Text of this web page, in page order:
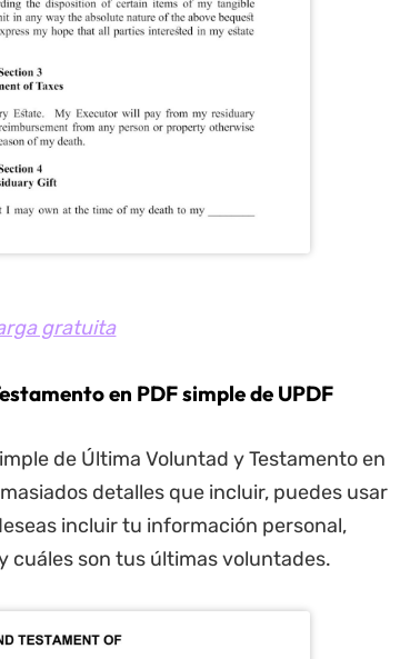
gratuita
en PDF simple de UPDF
de Última Voluntad y Testamento en
detalles que incluir, puedes usar
incluir tu información personal,
cuáles son tus últimas voluntades.